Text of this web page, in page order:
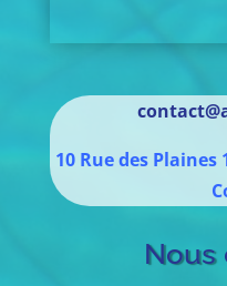
10 Rue des Plaines
Nous